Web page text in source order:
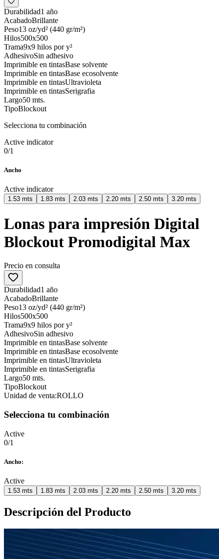
Durabilidad1 año
AcabadoBrillante
Peso13 oz/yd² (440 gr/m²)
Hilos500x500
Trama9x9 hilos por y²
AdhesivoSin adhesivo
Imprimible en tintasBase solvente
Imprimible en tintasBase ecosolvente
Imprimible en tintasUltravioleta
Imprimible en tintasSerigrafia
Largo50 mts.
TipoBlockout
Selecciona tu combinación
Active indicator
0/1
Ancho
Active indicator
1.53 mts 1.83 mts 2.03 mts 2.20 mts 2.50 mts 3.20 mts
Lonas para impresión Digital
Blockout Promodigital Max
Precio en consulta
Durabilidad1 año
AcabadoBrillante
Peso13 oz/yd² (440 gr/m²)
Hilos500x500
Trama9x9 hilos por y²
AdhesivoSin adhesivo
Imprimible en tintasBase solvente
Imprimible en tintasBase ecosolvente
Imprimible en tintasUltravioleta
Imprimible en tintasSerigrafia
Largo50 mts.
TipoBlockout
Unidad de venta:ROLLO
Selecciona tu combinación
Active
0/1
Ancho:
Active
1.53 mts 1.83 mts 2.03 mts 2.20 mts 2.50 mts 3.20 mts
Descripción del Producto